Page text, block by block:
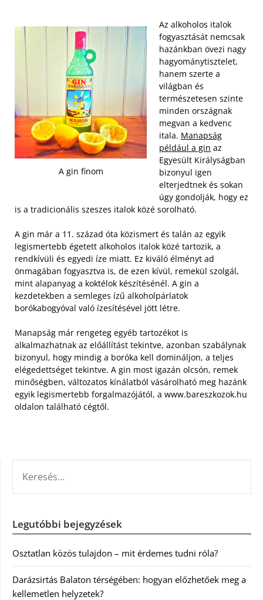
A gin finom
Az alkoholos italok
fogyasztását nemcsak
hazánkban övezi nagy
hagyománytisztelet,
hanem szerte a
világban és
természetesen szinte
minden országnak
megvan a kedvenc
itala. Manapság
például a gin az
Egyesült Királyságban
bizonyul igen
elterjedtnek és sokan
úgy gondolják, hogy ez
is a tradicionális szeszes italok közé sorolható.
A gin már a 11. század óta közismert és talán az egyik
legismertebb égetett alkoholos italok közé tartozik, a
rendkívüli és egyedi íze miatt. Ez kiváló élményt ad
önmagában fogyasztva is, de ezen kívül, remekül szolgál,
mint alapanyag a koktélok készítésénél. A gin a
kezdetekben a semleges ízű alkoholpárlatok
borókabogyóval való ízesítésével jött létre.
Manapság már rengeteg egyéb tartozékot is
alkalmazhatnak az előállítást tekintve, azonban szabálynak
bizonyul, hogy mindig a boróka kell domináljon, a teljes
elégedettséget tekintve. A gin most igazán olcsón, remek
minőségben, változatos kínálatból vásárolható meg hazánk
egyik legismertebb forgalmazójától, a www.bareszkozok.hu
oldalon található cégtől.
Legutóbbi bejegyzések
Osztatlan közös tulajdon – mit érdemes tudni róla?
Darázsirtás Balaton térségében: hogyan előzhetőek meg a
kellemetlen helyzetek?